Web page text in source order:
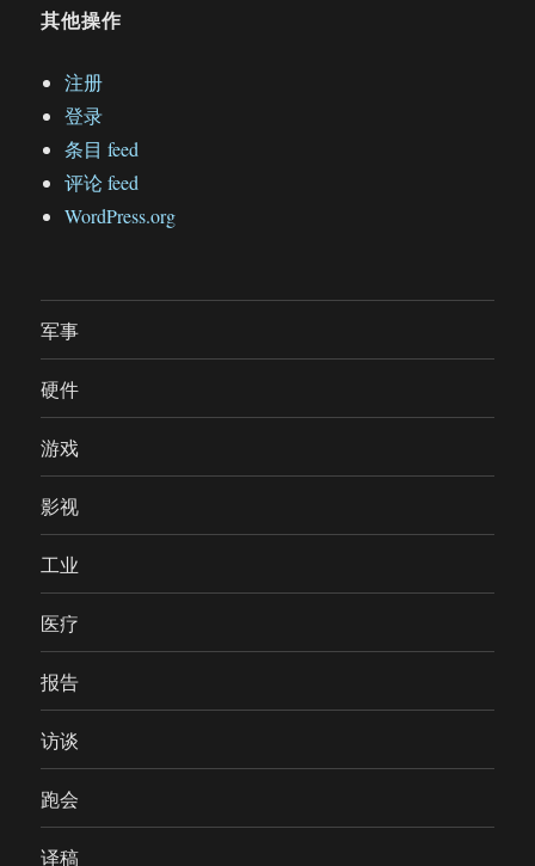
其他操作
注册
登录
条目 feed
评论 feed
WordPress.org
军事
硬件
游戏
影视
工业
医疗
报告
访谈
跑会
译稿